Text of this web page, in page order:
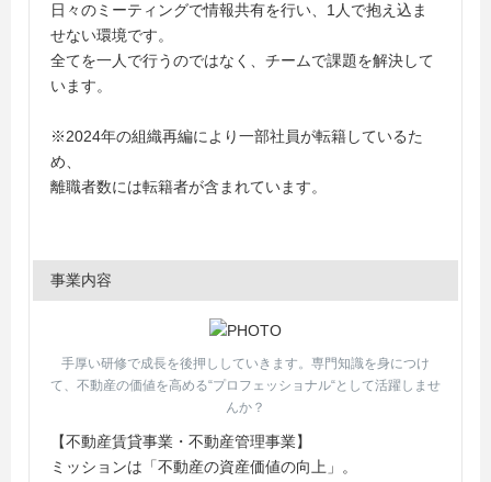
日々のミーティングで情報共有を行い、1人で抱え込ま
せない環境です。
全てを一人で行うのではなく、チームで課題を解決して
います。
※2024年の組織再編により一部社員が転籍しているた
め、
離職者数には転籍者が含まれています。
事業内容
手厚い研修で成長を後押ししていきます。専門知識を身につけ
て、不動産の価値を高める“プロフェッショナル“として活躍しませ
んか？
【不動産賃貸事業・不動産管理事業】
ミッションは「不動産の資産価値の向上」。